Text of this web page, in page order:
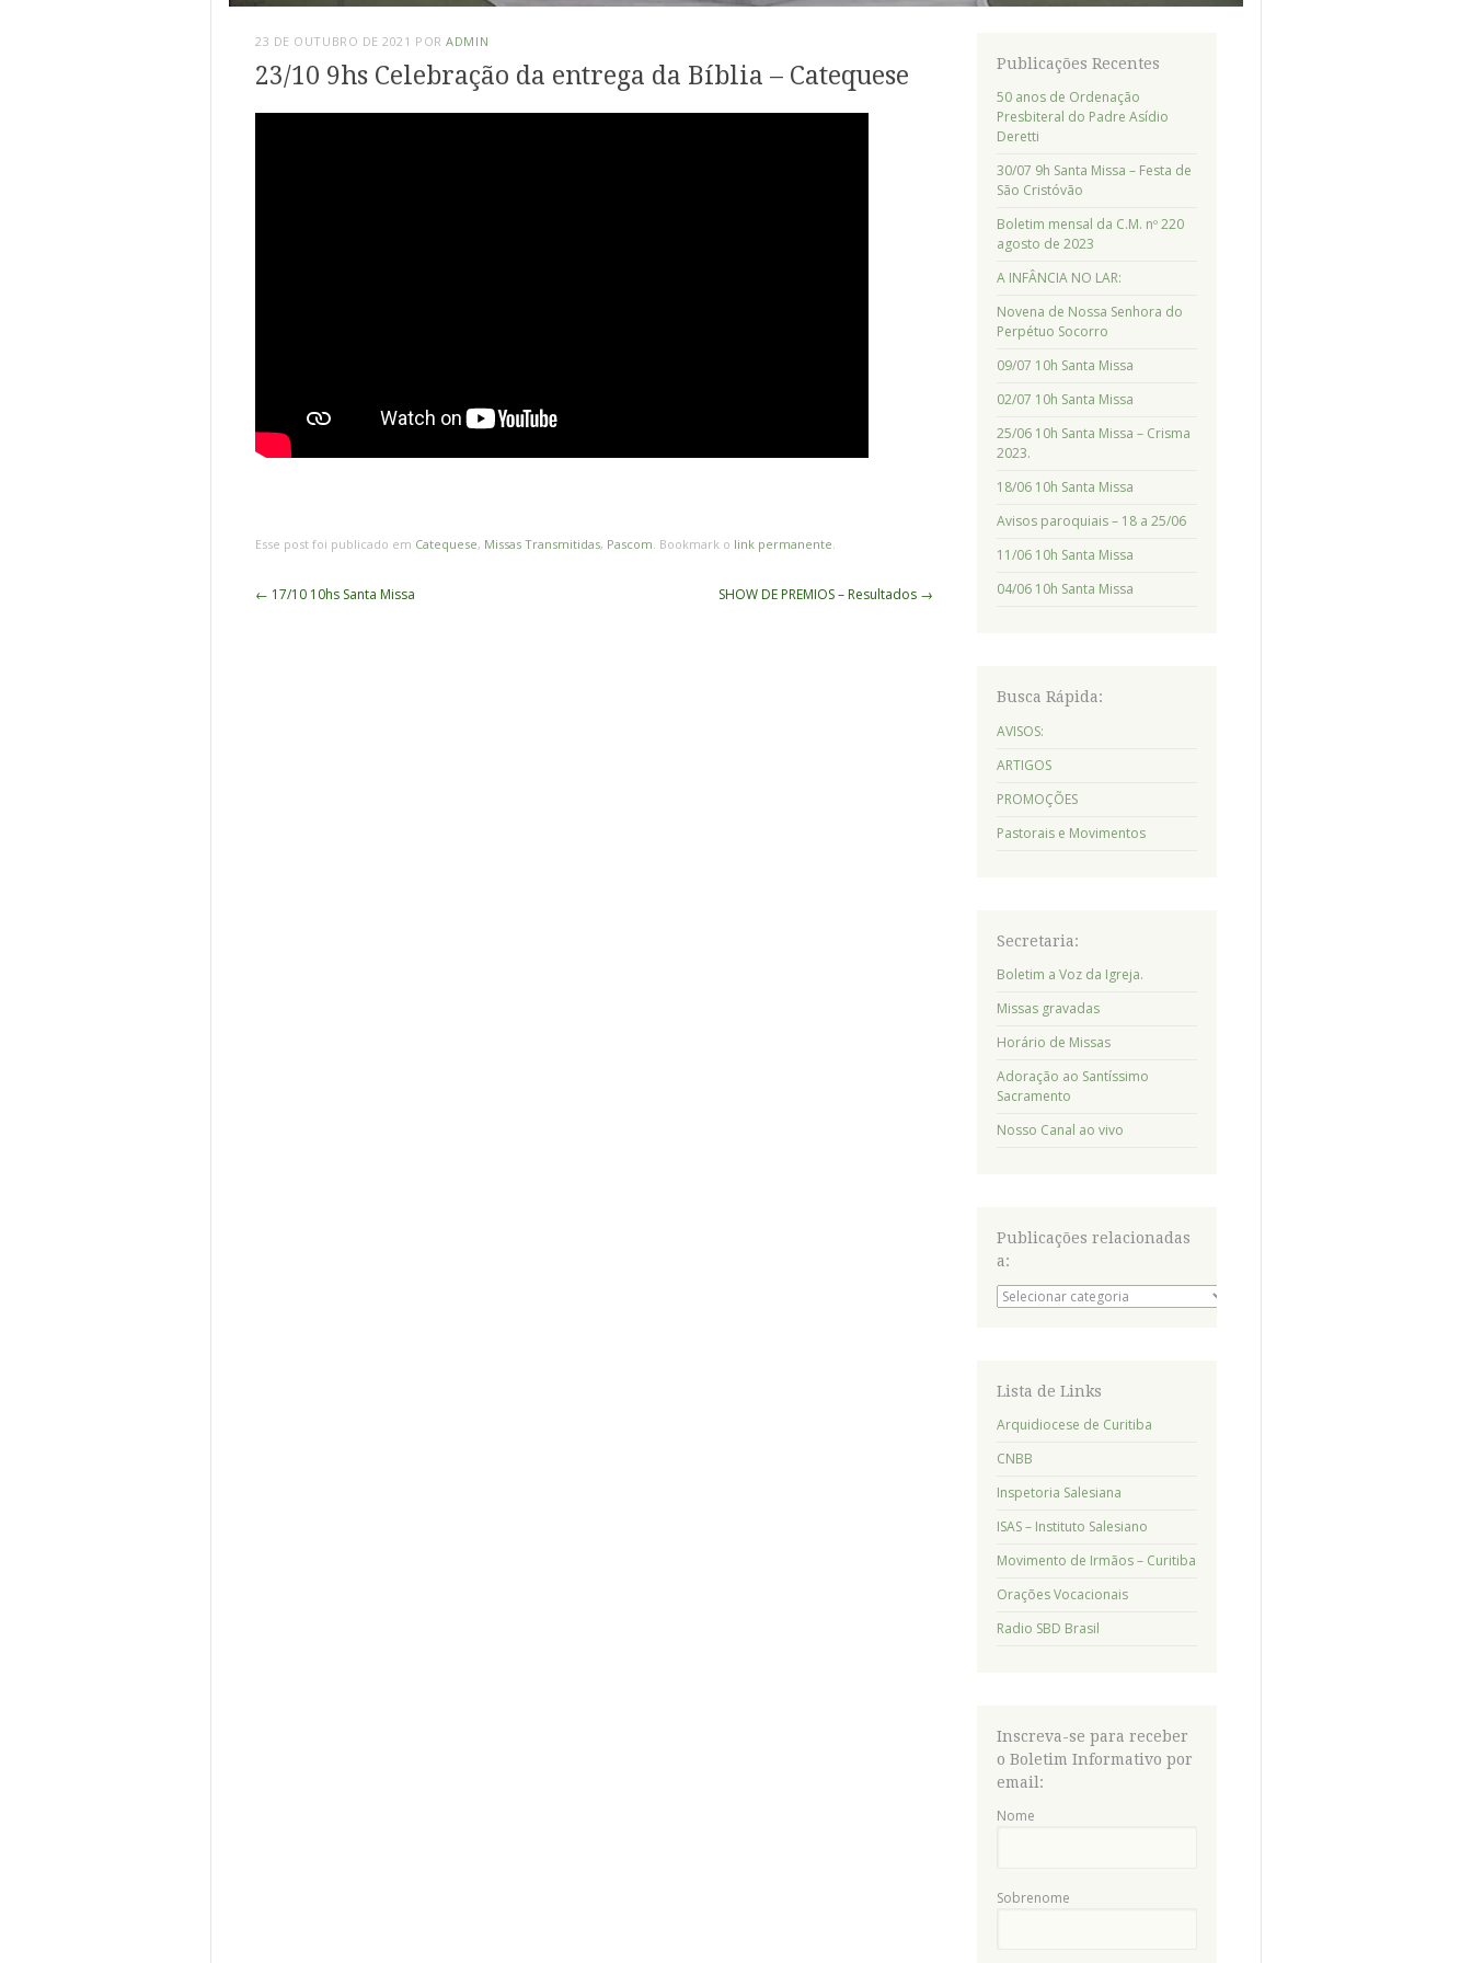
23 DE OUTUBRO DE 2021 PORADMIN
23/10 9hs Celebração da entrega da Bíblia – Catequese
Esse post foi publicado em Catequese, Missas Transmitidas, Pascom. Bookmark o link permanente.
Navegação
← 17/10 10hs Santa Missa SHOW DE PREMIOS – Resultados →
Publicações Recentes
50 anos de Ordenação
Presbiteral do Padre Asídio
Deretti
30/07 9h Santa Missa – Festa de
São Cristóvão
Boletim mensal da C.M. nº 220
agosto de 2023
A INFÂNCIA NO LAR:
Novena de Nossa Senhora do
Perpétuo Socorro
09/07 10h Santa Missa
02/07 10h Santa Missa
25/06 10h Santa Missa – Crisma
2023.
18/06 10h Santa Missa
Avisos paroquiais – 18 a 25/06
11/06 10h Santa Missa
04/06 10h Santa Missa
Busca Rápida:
AVISOS:
ARTIGOS
PROMOÇÕES
Pastorais e Movimentos
Secretaria:
Boletim a Voz da Igreja.
Missas gravadas
Horário de Missas
Adoração ao Santíssimo
Sacramento
Nosso Canal ao vivo
Publicações relacionadas
a:
Publicações
relacionadas
Lista de Links
Arquidiocese de Curitiba
CNBB
Inspetoria Salesiana
ISAS – Instituto Salesiano
Movimento de Irmãos – Curitiba
Orações Vocacionais
Radio SBD Brasil
Inscreva-se para receber
o Boletim Informativo por
email:
Nome
Sobrenome